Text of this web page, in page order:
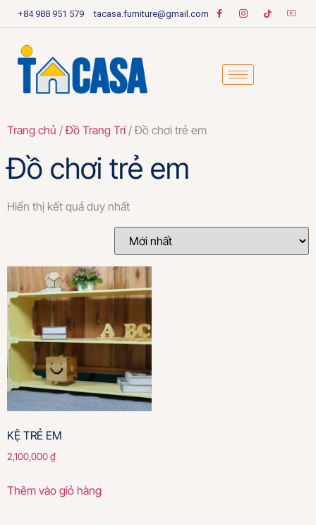
+84 988 951 579 tacasa.furniture@gmail.com
Trang chủ /Đồ Trang Trí/ Đồ chơi trẻ em
Đồ chơi trẻ em
Hiển thị kết quả duy nhất
KỆ TRẺ EM
2,100,000₫
Thêm vào giỏ hàng